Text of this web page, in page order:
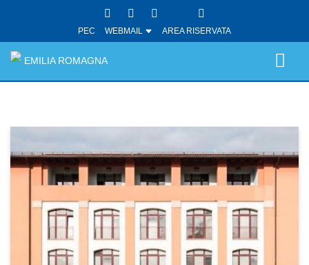
PEC WEBMAIL AREA RISERVATA
EMILIA ROMAGNA